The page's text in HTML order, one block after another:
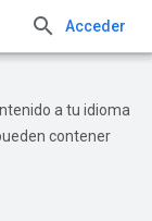
Acceder
a tu idioma
contener